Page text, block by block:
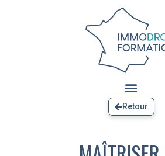
Retour